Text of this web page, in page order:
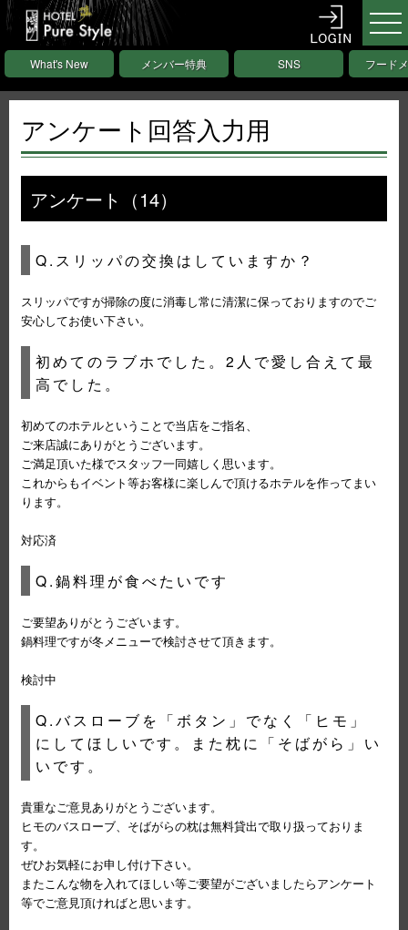
What's New メンバー特典 SNS フード
アンケート回答入力用
アンケート（14）
Q.スリッパの交換はしていますか？
スリッパですが掃除の度に消毒し常に清潔に保っておりますのでご
安心してお使い下さい。
初めてのラブホでした。2人で愛し合えて最
高でした。
初めてのホテルということで当店をご指名、
ご来店誠にありがとうございます。
ご満足頂いた様でスタッフ一同嬉しく思います。
これからもイベント等お客様に楽しんで頂けるホテルを作ってまい
ります。
対応済
Q.鍋料理が食べたいです
ご要望ありがとうございます。
鍋料理ですが冬メニューで検討させて頂きます。
検討中
Q.バスローブを「ボタン」でなく「ヒモ」
にしてほしいです。また枕に「そばがら」い
いです。
貴重なご意見ありがとうございます。
ヒモのバスローブ、そばがらの枕は無料貸出で取り扱っておりま
す。
ぜひお気軽にお申し付け下さい。
またこんな物を入れてほしい等ご要望がございましたらアンケート
等でご意見頂ければと思います。